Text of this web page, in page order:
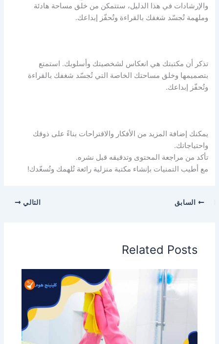
والإرشادات في هذا الدليل، ستتمكن من خلق مساحة هادئة
وملهمة تُجسّد شغفك بالقراءة وتُحفّز إبداعك.
تذكر أن مكتبتك هي انعكاس لشخصيتك وأسلوبك. استمتع
بتصميمها وخلق مساحتك الخاصة التي تُجسّد شغفك بالقراءة
وتُحفّز إبداعك.
يمكنك إضافة المزيد من الأفكار والاقتراحات بناءً على ذوقك
واحتياجاتك.
تأكد من مراجعة المحتوى وتدقيقه قبل نشره.
مع أطيب التمنيات بإنشاء مكتبة منزلية رائعة تُلهمك وتُسعّدك!
السابق التالي
Related Posts